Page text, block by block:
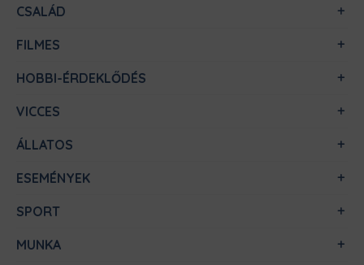
CSALÁD
FILMES
HOBBI-ÉRDEKLŐDÉS
VICCES
ÁLLATOS
ESEMÉNYEK
SPORT
MUNKA